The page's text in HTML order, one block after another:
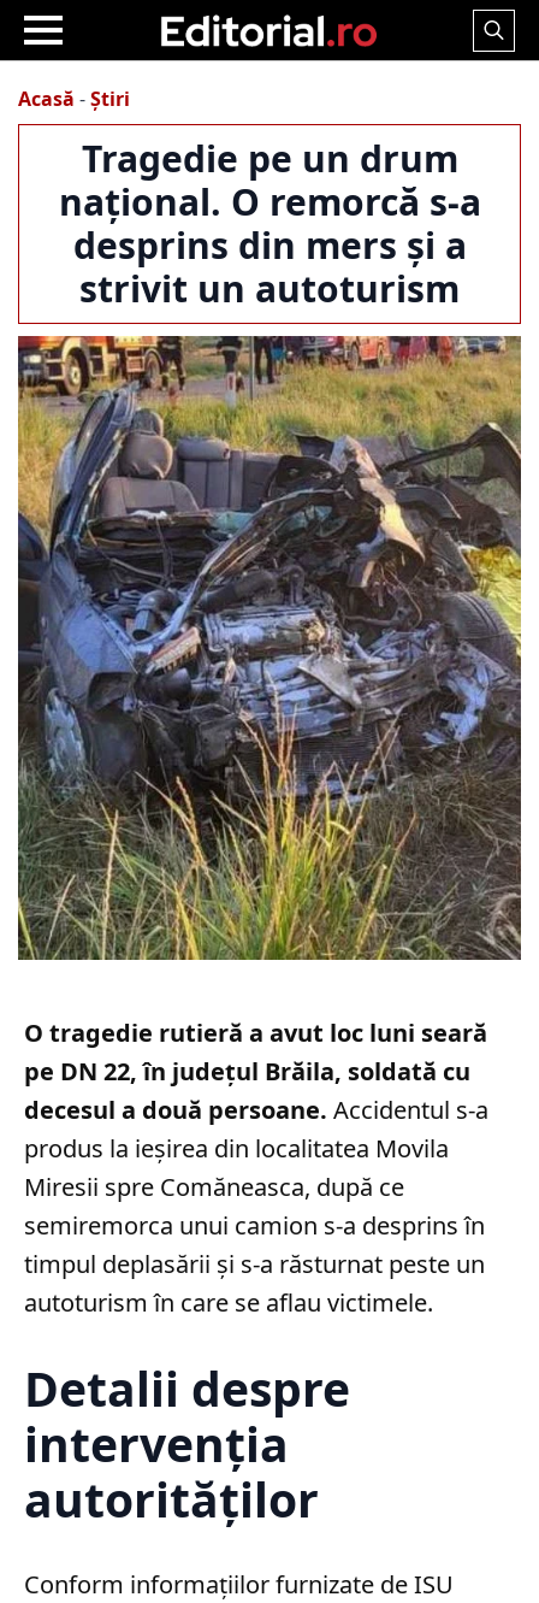
Search
Acasă -Știri
Tragedie pe un drum
național. O remorcă s-a
desprins din mers și a
strivit un autoturism
O tragedie rutieră a avut loc luni seară
pe DN 22, în județul Brăila, soldată cu
decesul a două persoane. Accidentul s-a
produs la ieșirea din localitatea Movila
Miresii spre Comăneasca, după ce
semiremorca unui camion s-a desprins în
timpul deplasării și s-a răsturnat peste un
autoturism în care se aflau victimele.
Detalii despre
intervenția
autorităților
Conform informațiilor furnizate de ISU